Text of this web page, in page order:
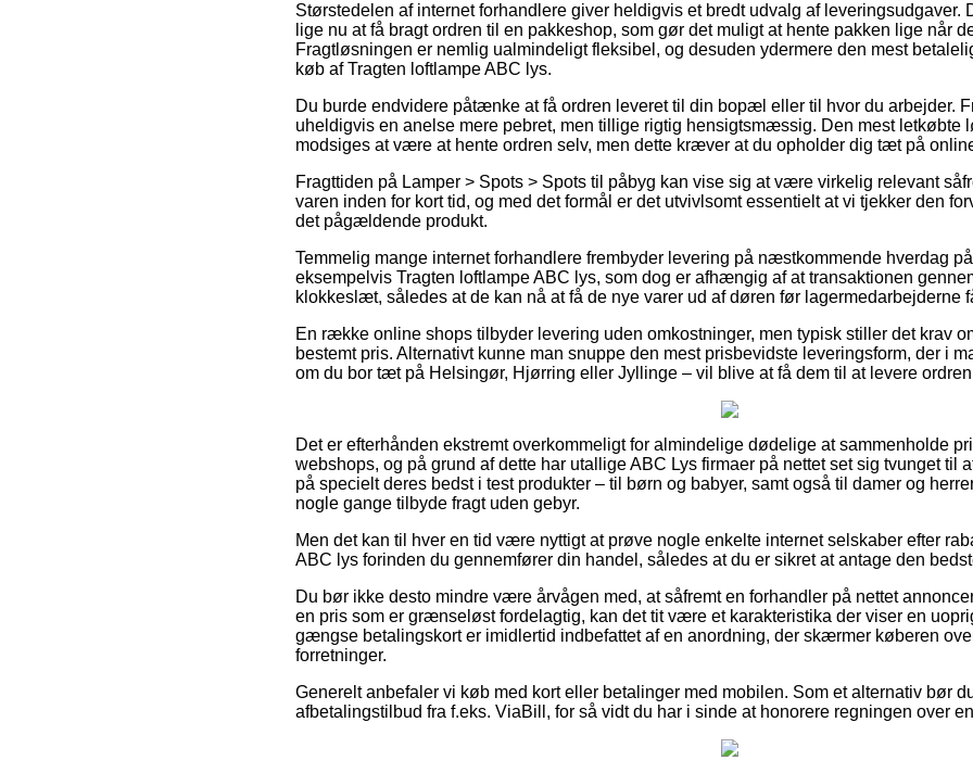
Størstedelen af internet forhandlere giver heldigvis et bredt udvalg af leveringsudgaver.
lige nu at få bragt ordren til en pakkeshop, som gør det muligt at hente pakken lige når
Fragtløsningen er nemlig ualmindeligt fleksibel, og desuden ydermere den mest
køb af Tragten loftlampe ABC lys.
Du burde endvidere påtænke at få ordren leveret til din bopæl eller til hvor du arbejder.
uheldigvis en anelse mere pebret, men tillige rigtig hensigtsmæssig. Den mest letkøbte
modsiges at være at hente ordren selv, men dette kræver at du opholder dig tæt på
Fragttiden på Lamper > Spots > Spots til påbyg kan vise sig at være virkelig relevant
varen inden for kort tid, og med det formål er det utvivlsomt essentielt at vi tjekker den
det pågældende produkt.
Temmelig mange internet forhandlere frembyder levering på næstkommende hverdag
eksempelvis Tragten loftlampe ABC lys, som dog er afhængig af at transaktionen
klokkeslæt, således at de kan nå at få de nye varer ud af døren før lagermedarbejderne
En række online shops tilbyder levering uden omkostninger, men typisk stiller det krav
bestemt pris. Alternativt kunne man snuppe den mest prisbevidste leveringsform, der i
om du bor tæt på Helsingør, Hjørring eller Jyllinge – vil blive at få dem til at levere
Det er efterhånden ekstremt overkommeligt for almindelige dødelige at sammenholde
webshops, og på grund af dette har utallige ABC Lys firmaer på nettet set sig tvunget til
på specielt deres bedst i test produkter – til børn og babyer, samt også til damer og
nogle gange tilbyde fragt uden gebyr.
Men det kan til hver en tid være nyttigt at prøve nogle enkelte internet selskaber efter
ABC lys forinden du gennemfører din handel, således at du er sikret at antage den
Du bør ikke desto mindre være årvågen med, at såfremt en forhandler på nettet
en pris som er grænseløst fordelagtig, kan det tit være et karakteristika der viser en
gængse betalingskort er imidlertid indbefattet af en anordning, der skærmer køberen
forretninger.
Generelt anbefaler vi køb med kort eller betalinger med mobilen. Som et alternativ bør
afbetalingstilbud fra f.eks. ViaBill, for så vidt du har i sinde at honorere regningen over